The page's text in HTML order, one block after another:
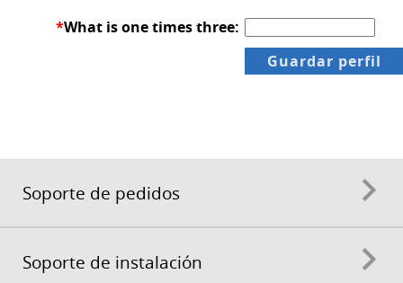
*What is one times three:
Soporte de pedidos
Soporte de instalación